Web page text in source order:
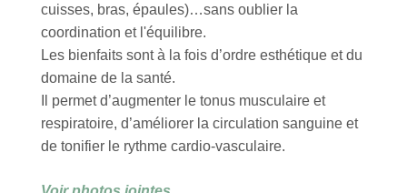
cuisses, bras, épaules)…sans oublier la
coordination et l'équilibre.
Les bienfaits sont à la fois d’ordre esthétique et du
domaine de la santé.
Il permet d’augmenter le tonus musculaire et
respiratoire, d’améliorer la circulation sanguine et
de tonifier le rythme cardio-vasculaire.